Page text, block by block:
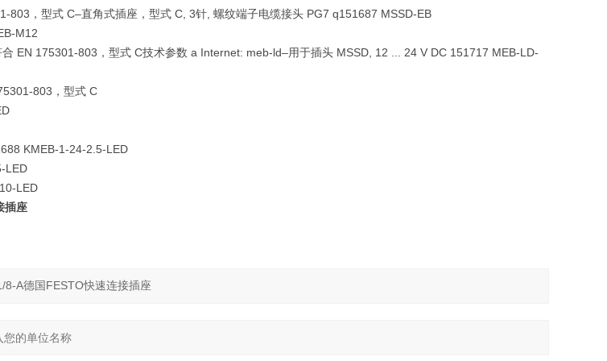
803，型式 C–直角式插座，型式 C, 3针, 螺纹端子电缆接头 PG7 q151687 MSSD-EB
M12
EN 175301-803，型式 C技术参数 a Internet: meb-ld–用于插头 MSSD, 12 ... 24 V DC 151717 MEB-LD-
803，型式 C
KMEB-1-24-2.5-LED
LED
LED
插座